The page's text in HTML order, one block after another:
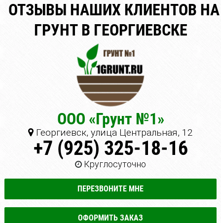
ОТЗЫВЫ НАШИХ КЛИЕНТОВ НА
ГРУНТ В ГЕОРГИЕВСКЕ
ООО «Грунт №1»
Георгиевск, улица Центральная, 12
+7 (925) 325-18-16
Круглосуточно
ПЕРЕЗВОНИТЕ МНЕ
ОФОРМИТЬ ЗАКАЗ